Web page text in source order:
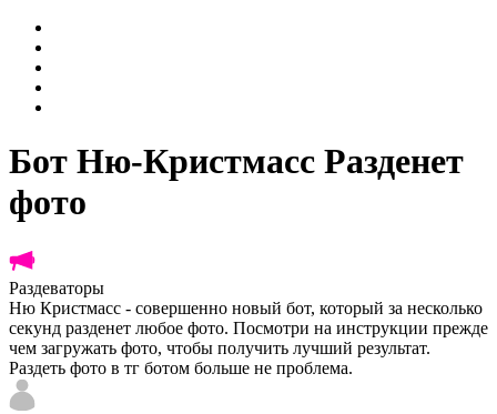
Бот Ню-Кристмасс Разденет
фото
Раздеваторы
Ню Кристмасс - совершенно новый бот, который за несколько
секунд разденет любое фото. Посмотри на инструкции прежде
чем загружать фото, чтобы получить лучший результат.
Раздеть фото в тг ботом больше не проблема.